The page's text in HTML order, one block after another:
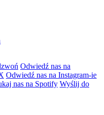
Odwiedź nas na
Odwiedź nas na Instagram-ie
nas na Spotify Wyślij do